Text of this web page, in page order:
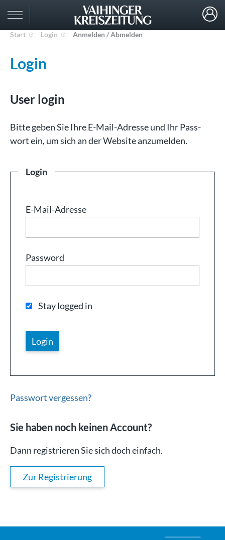
Start Login Anmelden / Abmelden
Login
User login
Bit­te ge­ben Sie Ih­re E-Mail-Adresse und Ihr Pass­
wort ein, um sich an der Web­site an­zu­mel­den.
Login
E-Mail-Adresse
Password
Stay logged in
Passwort vergessen?
Sie haben noch keinen Account?
Dann registrieren Sie sich doch einfach.
Zur Registrierung